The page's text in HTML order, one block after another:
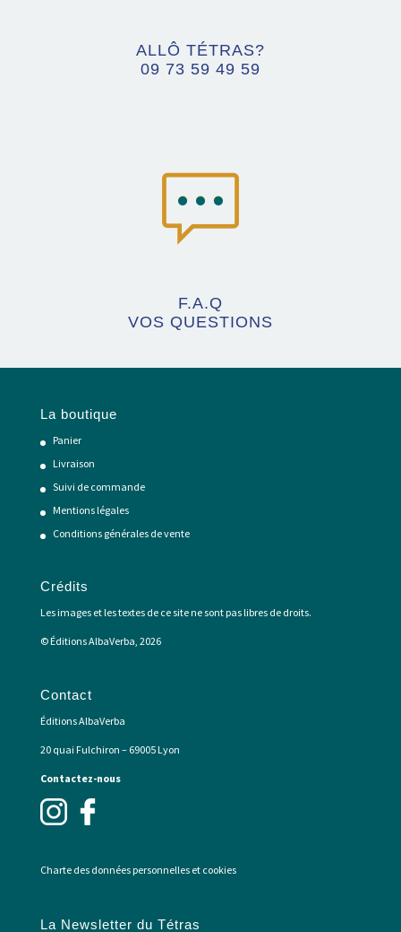
ALLÔ TÉTRAS?
09 73 59 49 59
F.A.Q
VOS QUESTIONS
La boutique
Panier
Livraison
Suivi de commande
Mentions légales
Conditions générales de vente
Crédits
Les images et les textes de ce site ne sont pas libres de droits.
© Éditions AlbaVerba, 2026
Contact
Éditions AlbaVerba
20 quai Fulchiron – 69005 Lyon
Contactez-nous
Charte des données personnelles et cookies
La Newsletter du Tétras